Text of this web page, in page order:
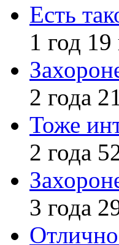
Есть
1 год 19
2 года
Тоже
2 года
3 года